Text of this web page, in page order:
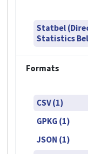
Statbel
Statistics
Formats
CSV (1)
GPKG (1)
JSON (1)